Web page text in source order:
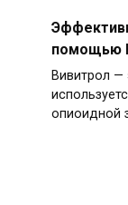
помощью
Вивитрол —
опиоидной